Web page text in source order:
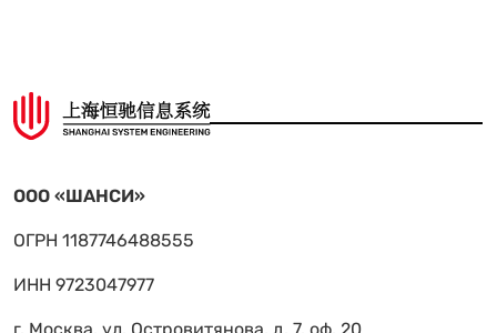
ООО «ШАНСИ»
ОГРН 1187746488555
ИНН 9723047977